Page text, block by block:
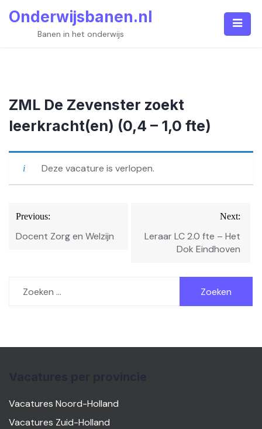
Onderwijsbanen.nl
Banen in het onderwijs
ZML De Zevenster zoekt
leerkracht(en) (0,4 – 1,0 fte)
Deze vacature is verlopen.
Bericht
navigatie
Previous:
Docent Zorg en Welzijn
Next:
Leraar LC 2.0 fte – Het
Dok Eindhoven
naar:
Vacatures Noord-Holland
Vacatures Zuid-Holland